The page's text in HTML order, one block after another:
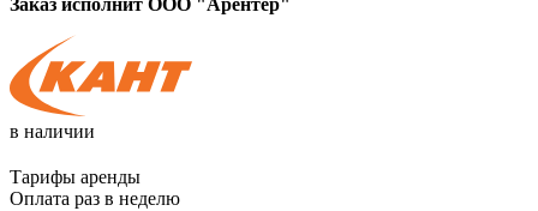
Заказ исполнит ООО "Арентер"
в наличии
Тарифы аренды
Оплата раз в неделю